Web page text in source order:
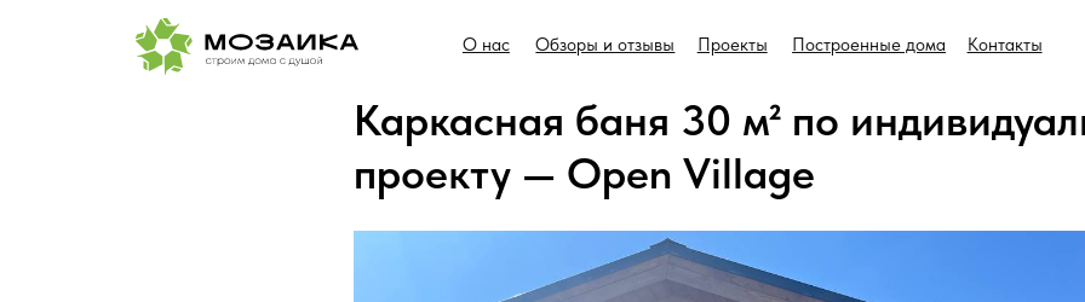
Контакты
Построенные дома
Обзоры и отзывы Проекты +7 999
Каркасная баня 30 м² по
проекту — Open Village